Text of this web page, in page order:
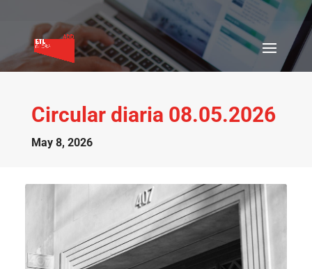
Circular diaria 08.05.2026
May 8, 2026